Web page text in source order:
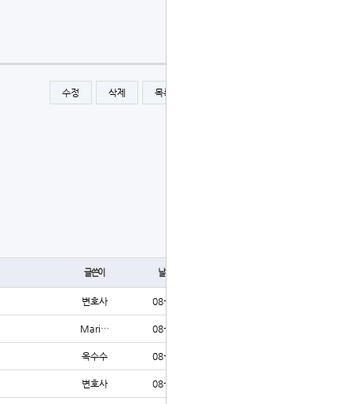
수정 삭제 목록
글쓴이 날짜
변호사 08-02
Mari… 08-02
옥수수 08-02
변호사 08-02